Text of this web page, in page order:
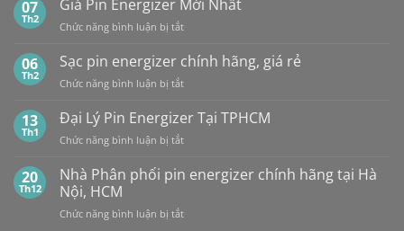
NỘI
TP.HCM:
TÍN,
CHIẾT
CAO,
HÀNG
CHÍNH
Panasonic
Maxell:
hơn?
10
loại
thay
đèn
lượng
mặt
07
Th2
Giá Pin Energizer Mới Nhất
Chức năng bình luận bị tắtở
Pin
Energizer
Mới
06
Th2
Sạc pin energizer chính hãng, giá rẻ
Chức năng bình luận bị tắtở
pin
energizer
chính
giá
13
Th1
Đại Lý Pin Energizer Tại TPHCM
Chức năng bình luận bị tắtở
Lý
Pin
Tại
20
Th12
Nhà Phân phối pin energizer chính hãng tại Hà
Nội, HCM
Chức năng bình luận bị tắtở